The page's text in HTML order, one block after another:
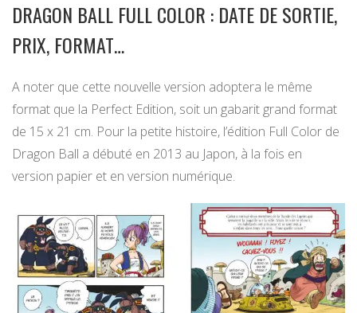
DRAGON BALL FULL COLOR : DATE DE SORTIE,
PRIX, FORMAT…
A noter que cette nouvelle version adoptera le même
format que la Perfect Edition, soit un gabarit grand format
de 15 x 21 cm. Pour la petite histoire, l’édition Full Color de
Dragon Ball a débuté en 2013 au Japon, à la fois en
version papier et en version numérique.